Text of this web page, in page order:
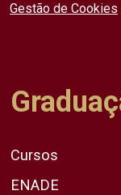
Gestão de Cookies
Cursos
ENADE